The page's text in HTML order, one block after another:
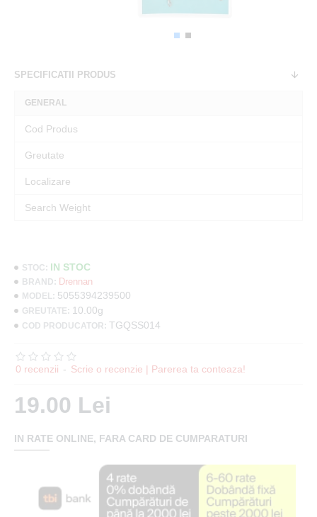
SPECIFICATII PRODUS
GENERAL
Cod Produs
Greutate
Localizare
Search Weight
STOC: IN STOC
BRAND: Drennan
MODEL: 5055394239500
GREUTATE: 10.00g
COD PRODUCATOR: TGQSS014
0 recenzii - Scrie o recenzie | Parerea ta conteaza!
19.00 Lei
IN RATE ONLINE, FARA CARD DE CUMPARATURI